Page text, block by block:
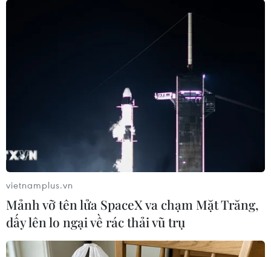
vietnamplus.vn
Mảnh vỡ tên lửa SpaceX va chạm Mặt Trăng,
dấy lên lo ngại về rác thải vũ trụ